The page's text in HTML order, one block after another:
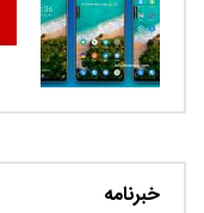
خبرنامه